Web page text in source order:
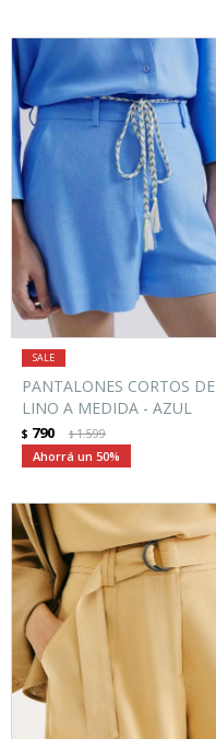
PANTALONES CORTOS DE
LINO A MEDIDA - AZUL
$ 790 $1.599
50